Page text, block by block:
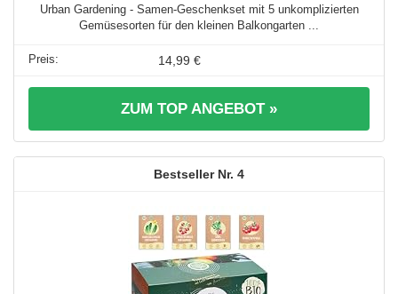
Urban Gardening - Samen-Geschenkset mit 5 unkomplizierten
Gemüsesorten für den kleinen Balkongarten ...
14,99 €
ZUM TOP ANGEBOT »
4